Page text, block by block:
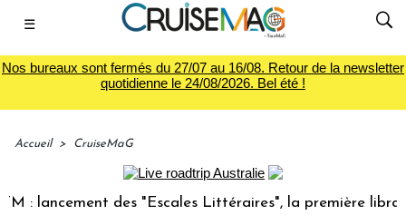
☰
Nos bureaux sont fermés du 27/07 au 16/08. Retour de la newsletter
quotidienne le 24/08/2026. Bel été !
Accueil > CruiseMaG
des "Escales Littéraires", la première librairie du